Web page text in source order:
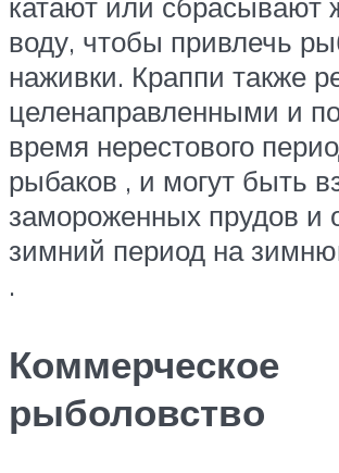
воду, чтобы привлечь
наживки. Краппи также
целенаправленными и
время нерестового
рыбаков , и могут быть
замороженных прудов и
зимний период на
.
Коммерческое
рыболовство